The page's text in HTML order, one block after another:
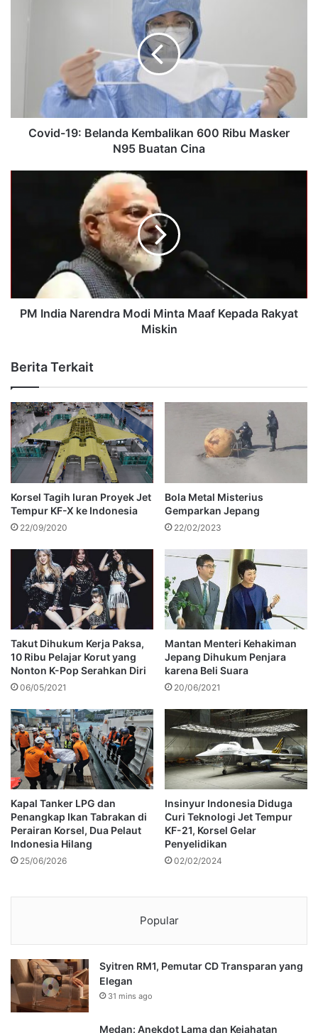
Covid-19: Belanda Kembalikan 600 Ribu Masker
N95 Buatan Cina
PM India Narendra Modi Minta Maaf Kepada Rakyat
Miskin
Berita Terkait
Korsel Tagih Iuran Proyek Jet
Tempur KF-X ke Indonesia
22/09/2020
Bola Metal Misterius
Gemparkan Jepang
22/02/2023
Takut Dihukum Kerja Paksa,
10 Ribu Pelajar Korut yang
Nonton K-Pop Serahkan Diri
06/05/2021
Mantan Menteri Kehakiman
Jepang Dihukum Penjara
karena Beli Suara
20/06/2021
Kapal Tanker LPG dan
Penangkap Ikan Tabrakan di
Perairan Korsel, Dua Pelaut
Indonesia Hilang
25/06/2026
Insinyur Indonesia Diduga
Curi Teknologi Jet Tempur
KF-21, Korsel Gelar
Penyelidikan
02/02/2024
Popular
Syitren RM1, Pemutar CD Transparan yang
Elegan
31 mins ago
Medan: Anekdot Lama dan Kejahatan